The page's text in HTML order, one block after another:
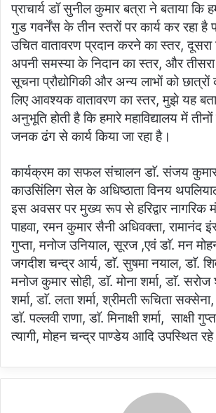
प्राचार्य डॉ सुनील कुमार बत्रा ने बताया कि
गुड गवर्नेंस के तीन स्तरों पर कार्य कर रहा है
उचित वातावरण प्रदान करने का स्तर,
अपनी समस्या के निदान का स्तर, और
सूचना प्रौद्योगिकी और अन्य लाभों को
लिए आवश्यक वातावरण का स्तर, मुझे यह
अनुभूति होती है कि हमारे महाविद्यालय में
जनक ढंग से कार्य किया जा रहा है।
कार्यक्रम का सफल संचालन डाॅ. संजय कुमार
काउसिंलिग सेल के अधिष्ठाता विनय थपलियाल
इस अवसर पर मुख्य रूप से हरिद्वार
पाहवा, रमन कुमार सैनी अधिवक्ता,
गुप्ता, मनोज उनियाल, सूरज ,एवं डाॅ. मन
जगदीश चन्द्र आर्य, डाॅ. सुषमा नयाल, डाॅ.
मनोज कुमार सोही, डाॅ. मोना शर्मा, डाॅ. सरोज
शर्मा, डाॅ. लता शर्मा, श्रीमती रूचिता
डाॅ. पल्लवी राणा, डाॅ. मिनाक्षी शर्मा, साक्षी
त्यागी, मोहन चन्द्र पाण्डेय आदि उपस्थित